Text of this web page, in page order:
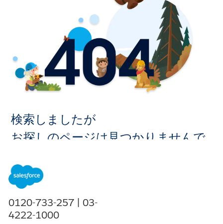
検索しましたが
お探しのページは見つかりませんで
0120-733-257 | 03-
4222-1000